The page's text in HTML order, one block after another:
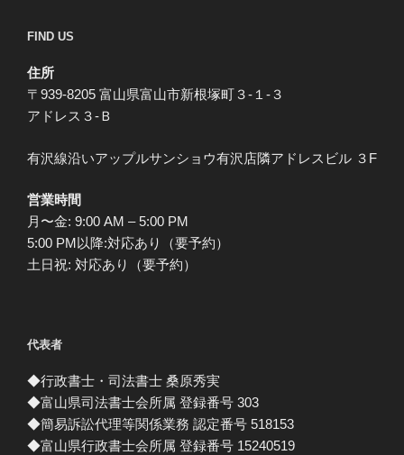
FIND US
住所
〒939-8205 富山県富山市新根塚町３-１-３
アドレス３-Ｂ
有沢線沿いアップルサンショウ有沢店隣アドレスビル ３F
営業時間
月〜金: 9:00 AM – 5:00 PM
5:00 PM以降:対応あり（要予約）
土日祝: 対応あり（要予約）
代表者
◆行政書士・司法書士 桑原秀実
◆富山県司法書士会所属 登録番号 303
◆簡易訴訟代理等関係業務 認定番号 518153
◆富山県行政書士会所属 登録番号 15240519